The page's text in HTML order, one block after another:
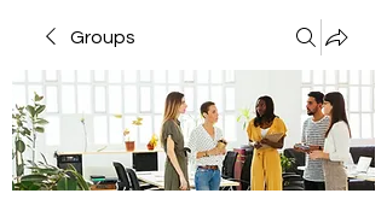
Groups